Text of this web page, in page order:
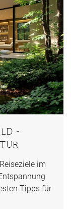
-
im
Tipps für